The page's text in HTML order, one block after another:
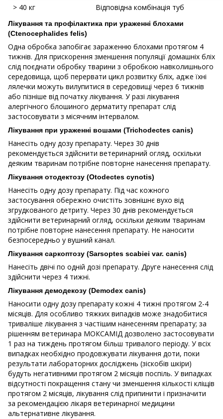
> 40 кг Відповідна комбінація туб
Лікування та профілактика при ураженні блохами
(Ctenocephalides felis)
Одна обробка запобігає зараженню блохами протягом 4
тижнів. Для прискорення зменшення популяції домашніх бліх
слід поєднати обробку тварини з обробкою навколишнього
середовища, щоб перервати цикл розвитку бліх, адже їхні
лялечки можуть вилупитися в середовищі через 6 тижнів
або пізніше від початку лікування. У разі лікування
алергічного блошиного дерматиту препарат слід
застосовувати з місячним інтервалом.
Лікування при ураженні вошами (Trichodectes canis)
Нанесіть одну дозу препарату. Через 30 днів
рекомендується здійснити ветеринарний огляд, оскільки
деяким тваринам потрібне повторне нанесення препарату.
Лікування отодектозу (Otodectes cynotis)
Нанесіть одну дозу препарату. Під час кожного
застосування обережно очистіть зовнішнє вухо від
згрудкованого детриту. Через 30 днів рекомендується
здійснити ветеринарний огляд, оскільки деяким тваринам
потрібне повторне нанесення препарату. Не наносити
безпосередньо у вушний канал.
Лікування саркоптозу (Sarsoptes scabiei var. canis)
Нанесіть двічі по одній дозі препарату. Друге нанесення слід
здійснити через 4 тижні.
Лікування демодекозу (Demodex canis)
Наносити одну дозу препарату кожні 4 тижні протягом 2-4
місяців. Для особливо тяжких випадків може знадобитися
триваліше лікування з частішим нанесенням препарату; за
рішенням ветеринара МОКСАМІД дозволено застосовувати
1 раз на тиждень протягом більш тривалого періоду. У всіх
випадках необхідно продовжувати лікування доти, поки
результати лабораторних досліджень (зіскобів шкіри)
будуть негативними протягом 2 місяців поспіль. У випадках
відсутності покращення стану чи зменшення кількості кліщів
протягом 2 місяців, лікування слід припинити і призначити
за рекомендацією лікаря ветеринарної медицини
альтернативне лікування.